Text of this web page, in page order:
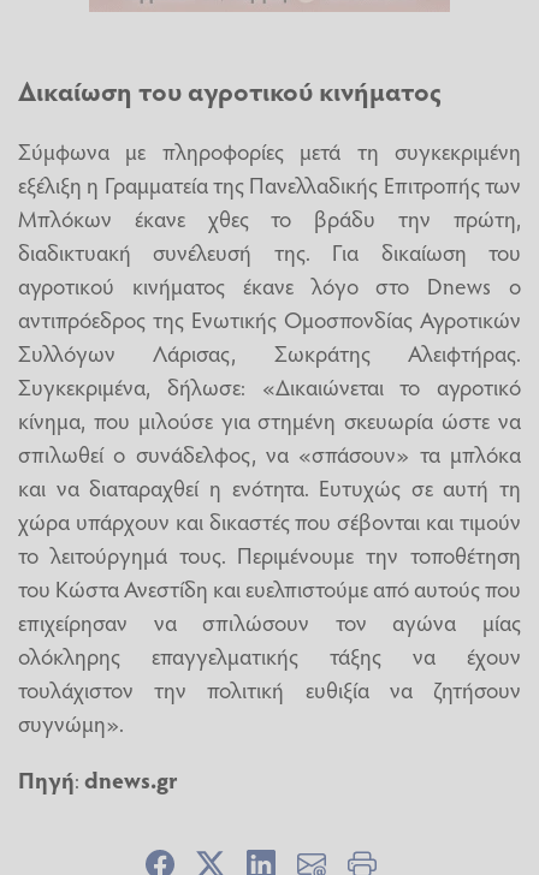
Δικαίωση του αγροτικού κινήματος
Σύμφωνα με πληροφορίες μετά τη συγκεκριμένη
εξέλιξη η Γραμματεία της Πανελλαδικής Επιτροπής των
Μπλόκων έκανε χθες το βράδυ την πρώτη,
διαδικτυακή συνέλευσή της. Για δικαίωση του
αγροτικού κινήματος έκανε λόγο στο Dnews ο
αντιπρόεδρος της Ενωτικής Ομοσπονδίας Αγροτικών
Συλλόγων Λάρισας, Σωκράτης Αλειφτήρας.
Συγκεκριμένα, δήλωσε: «Δικαιώνεται το αγροτικό
κίνημα, που μιλούσε για στημένη σκευωρία ώστε να
σπιλωθεί ο συνάδελφος, να «σπάσουν» τα μπλόκα
και να διαταραχθεί η ενότητα. Ευτυχώς σε αυτή τη
χώρα υπάρχουν και δικαστές που σέβονται και τιμούν
το λειτούργημά τους. Περιμένουμε την τοποθέτηση
του Κώστα Ανεστίδη και ευελπιστούμε από αυτούς που
επιχείρησαν να σπιλώσουν τον αγώνα μίας
ολόκληρης επαγγελματικής τάξης να έχουν
τουλάχιστον την πολιτική ευθιξία να ζητήσουν
συγνώμη».
Πηγή:dnews.gr